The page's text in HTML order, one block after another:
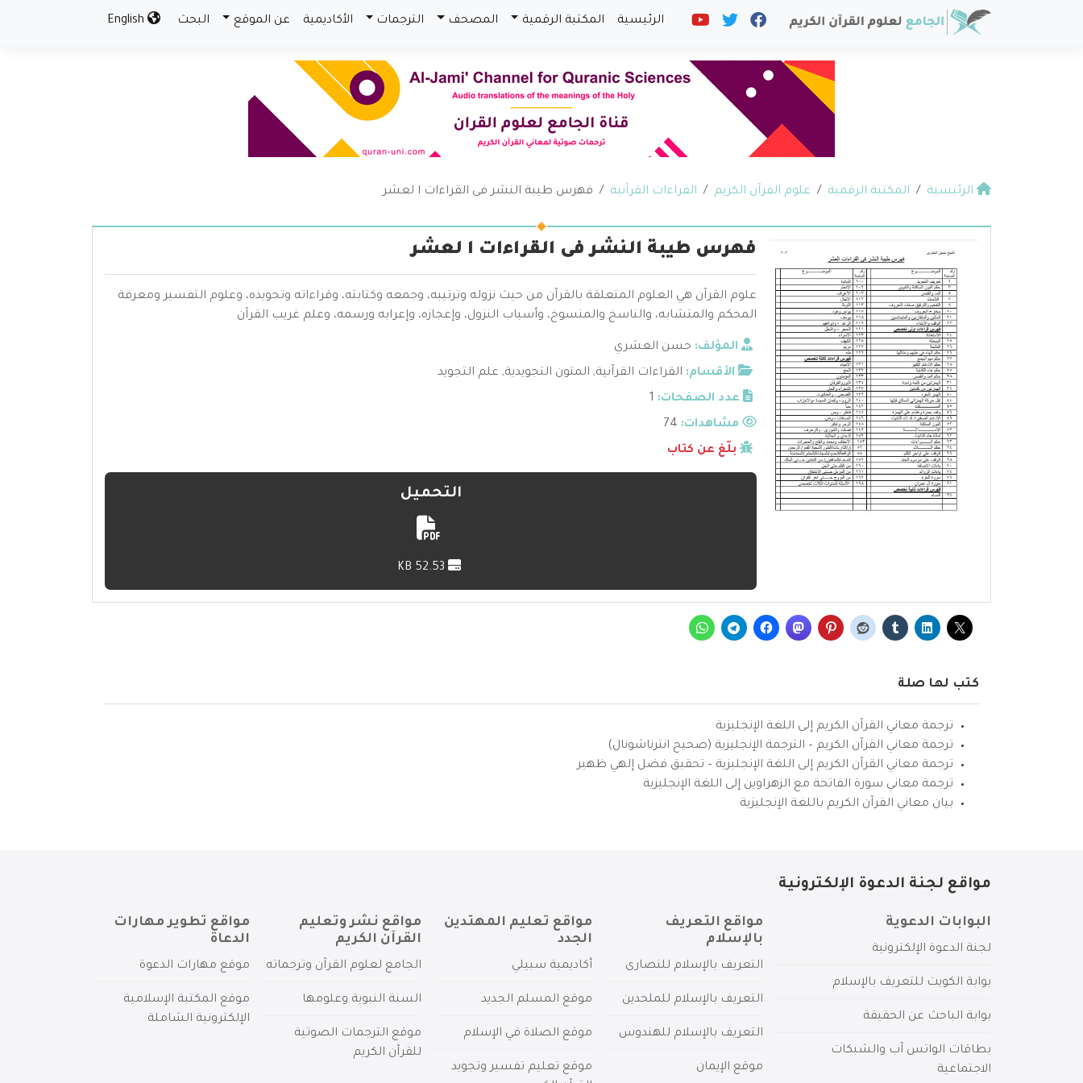
الرئيسية المكتبة الرقمية المصحف الترجمات الأكاديمية عن الموقع البحث
الرئيسية المكتبة الرقمية علوم القرآن الكريم القراءات القرآنية فهرس طيبة النشر فى القراءات ا لعشر
فهرس طيبة النشر فى القراءات ا لعشر
علوم القرآن هي العلوم المتعلقة بالقرآن من حيث نزوله وترتيبه، وجمعه وكتابته، وقراءاته وتجويده، وعلوم التفسير ومعرفة
المحكم والمتشابه، والناسخ والمنسوخ، وأسباب النزول، وإعجازه، وإعرابه ورسمه، وعلم غريب القرآن
المؤلف: حسن العشري
الأقسام: القراءات القرآنية, المتون التجويدية, علم التجويد
عدد الصفحات: 1
مشاهدات:
بلّغ عن كتاب
التحميل
كتب لها صلة
ترجمة معاني القرآن الكريم إلى اللغة الإنجليزية
ترجمة معاني القرآن الكريم – الترجمة الإنجليزية (صحيح انترناشونال)
ترجمة معاني القرآن الكريم إلى اللغة الإنجليزية – تحقيق فضل إلهي ظهير
ترجمة معاني سورة الفاتحة مع الزهراوين إلى اللغة الإنجليزية
بيان معاني القرآن الكريم باللغة الإنجليزية
مواقع لجنة الدعوة الإلكترونية
البوابات الدعوية
لجنة الدعوة الإلكترونية
بوابة الكويت للتعريف بالإسلام
بوابة الباحث عن الحقيقة
بطاقات الواتس آب والشبكات
الاجتماعية
مواقع التعريف
بالإسلام
التعريف بالإسلام للنصارى
التعريف بالإسلام للملحدين
التعريف بالإسلام للهندوس
موقع الإيمان
مواقع تعليم المهتدين
الجدد
أكاديمية سبيلي
موقع المسلم الجديد
موقع الصلاة في الإسلام
موقع تعليم تفسير وتجويد
مواقع نشر وتعليم
القرآن الكريم
الجامع لعلوم القرآن وترجماته
السنة النبوية وعلومها
موقع الترجمات الصوتية
للقرآن الكريم
مواقع تطوير مهارات
الدعاة
موقع مهارات الدعوة
موقع المكتبة الإسلامية
الإلكترونية الشاملة